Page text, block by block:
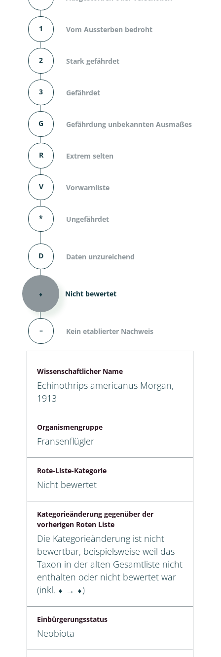
1 Vom Aussterben bedroht
2 Stark gefährdet
3 Gefährdet
G Gefährdung unbekannten Ausmaßes
R Extrem selten
V Vorwarnliste
* Ungefährdet
D Daten unzureichend
⬧ Nicht bewertet
– Kein etablierter Nachweis
Wissenschaftlicher Name
Echinothrips americanus Morgan,
1913
Organismengruppe
Fransenflügler
Rote-Liste-Kategorie
Nicht bewertet
Kategorieänderung gegenüber der
vorherigen Roten Liste
Die Kategorieänderung ist nicht
bewertbar, beispielsweise weil das
Taxon in der alten Gesamtliste nicht
enthalten oder nicht bewertet war
(inkl. ⬧ → ⬧)
Einbürgerungsstatus
Neobiota